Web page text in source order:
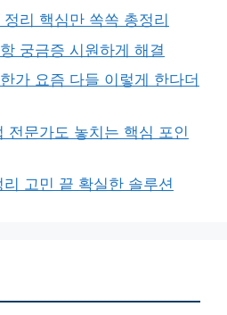
리 핵심만 쏙쏙 총정리
궁금증 시원하게 해결
가 요즘 다들 이렇게 한다더
전문가도 놓치는 핵심 포인
고민 끝 확실한 솔루션